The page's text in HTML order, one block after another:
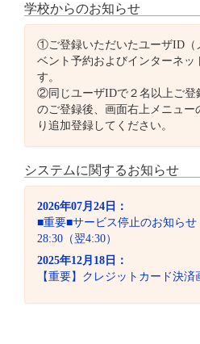
学校からのお知らせ
①ご登録いただいたユーザID（
ベント予約およびインターネッ
す。
②同じユーザIDで２名以上ご登
のご登録後、画面右上メニュー
り追加登録してください。
システムに関するお知らせ
2026年07月24日：
■重要■サービス停止のお知ら
28:30（翌4:30）
2025年12月18日：
【重要】クレジットカード決